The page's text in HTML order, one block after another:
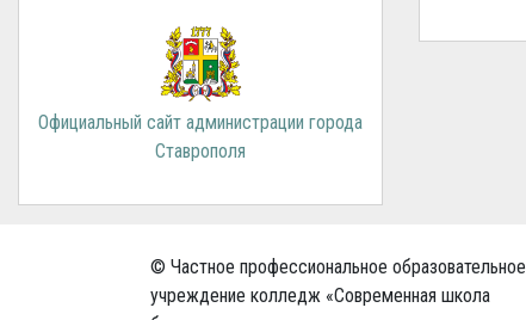
Официальный сайт администрации города
Ставрополя
© Частное профессиональное образовательное
учреждение колледж «Современная школа